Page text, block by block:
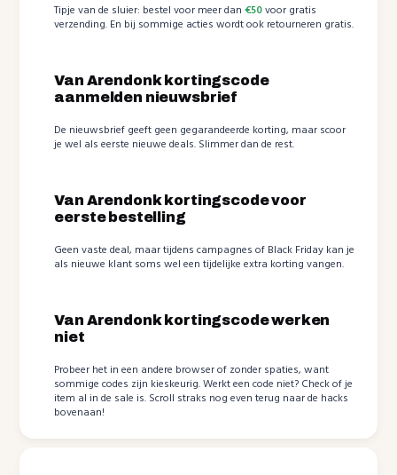
Tipje van de sluier: bestel voor meer dan€50voor gratis
verzending. En bij sommige acties wordt ook retourneren gratis.
Van Arendonk kortingscode
aanmelden nieuwsbrief
De nieuwsbrief geeft geen gegarandeerde korting, maar scoor
je wel als eerste nieuwe deals. Slimmer dan de rest.
Van Arendonk kortingscode voor
eerste bestelling
Geen vaste deal, maar tijdens campagnes of Black Friday kan je
als nieuwe klant soms wel een tijdelijke extra korting vangen.
Van Arendonk kortingscode werken
niet
Probeer het in een andere browser of zonder spaties, want
sommige codes zijn kieskeurig. Werkt een code niet? Check of je
item al in de sale is. Scroll straks nog even terug naar de hacks
bovenaan!